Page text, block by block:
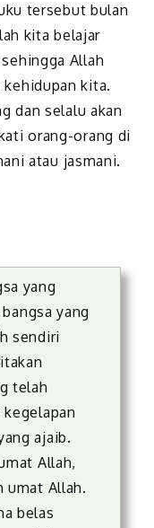
tersebut bulan
kita belajar
Allah
kehidupan kita.
dan selalu akan
orang-orang di
atau jasmani.
yang
yang
sendiri
telah
ajaib.
Allah,
umat Allah.
belas